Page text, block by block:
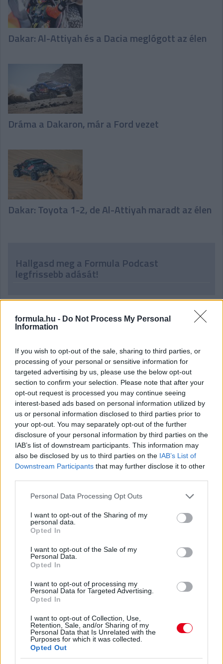
formula.hu - Do Not Process My Personal
Information
If you wish to opt-out of the sale, sharing to third parties, or
processing of your personal or sensitive information for
targeted advertising by us, please use the below opt-out
section to confirm your selection. Please note that after your
opt-out request is processed you may continue seeing
interest-based ads based on personal information utilized by
us or personal information disclosed to third parties prior to
your opt-out. You may separately opt-out of the further
disclosure of your personal information by third parties on the
IAB’s list of downstream participants. This information may
also be disclosed by us to third parties on the IAB’s List of
Downstream Participants that may further disclose it to other
Please note that this website/app uses one or more Google
not limited to your visit or usage behaviour. You may click to
grant or deny consent to Google and its third-party tags to
use your data for below specified purposes in below Google
consent section.
Personal Data Processing Opt Outs
I want to opt-out of the Sharing of my
personal data.
Opted In
I want to opt-out of the Sale of my
Personal Data.
Opted In
I want to opt-out of processing my
Personal Data for Targeted Advertising.
Opted In
I want to opt-out of Collection, Use,
Retention, Sale, and/or Sharing of my
Personal Data that Is Unrelated with the
Purposes for which it was collected.
Opted Out
Dakar: Al-Attiyah és a Dacia meglógott az élen
Dráma a Dakaron, már a Ford vezet
Dakar: Toyota 1-2, de Al-Attiyah maradt az élen
Hallgasd meg a Formula Podcast
legfrissebb adását!
Kövess minket a Facebookon
Formula.hu
2 órája
pletykákról